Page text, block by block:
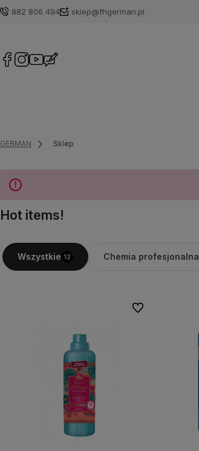
882 806 494 sklep@fhgerman.pl
GERMAN Sklep
Hot items!
Wszystkie 12 Chemia profesjonalna
Do ulubionych